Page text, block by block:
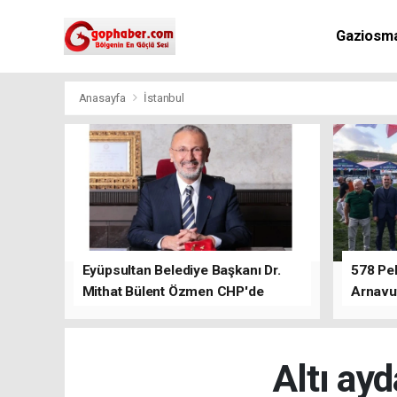
Anasayfa İstanbul
Eyüpsultan Belediye Başkanı Dr.
Mithat Bülent Özmen CHP'de
578
Altı